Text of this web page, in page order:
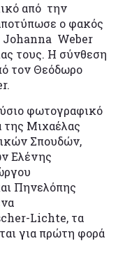
από την
ο φακός
Johanna Weber
τους. Η σύνθεση
τον Θεόδωρο
φωτογραφικό
της Μιχαέλας
Σπουδών,
Ελένης
Πηνελόπης
Lichte, τα
για πρώτη φορά